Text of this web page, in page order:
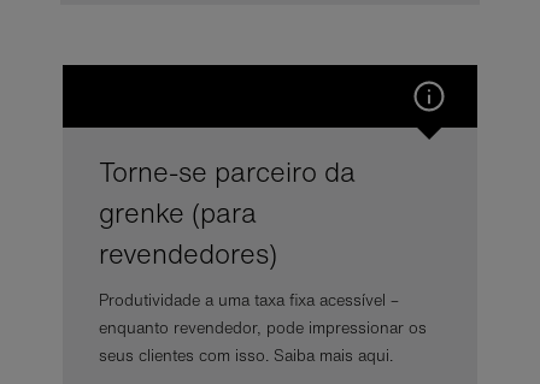
Torne-se parceiro da
grenke (para
revendedores)
Produtividade a uma taxa fixa acessível –
enquanto revendedor, pode impressionar os
seus clientes com isso. Saiba mais aqui.